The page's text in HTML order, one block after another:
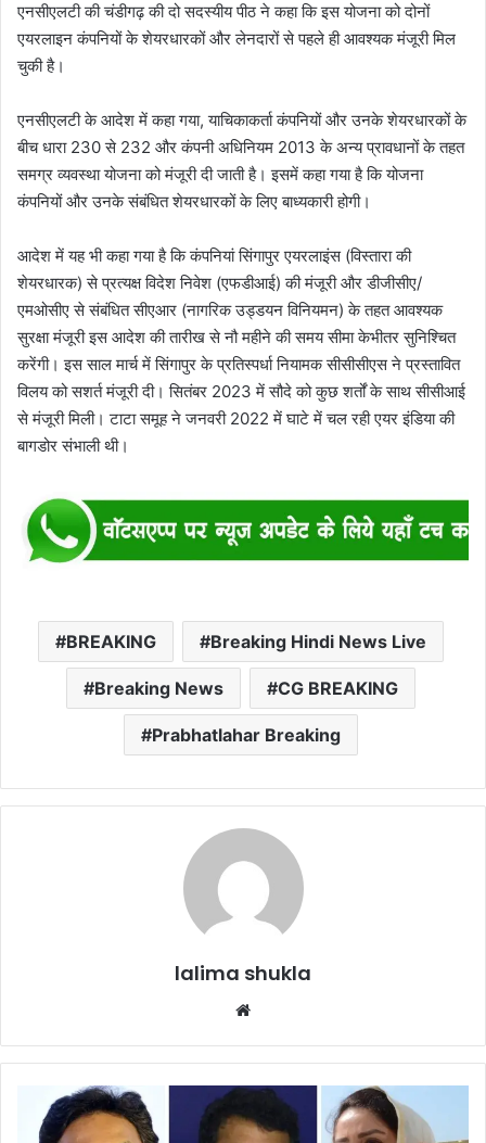
एनसीएलटी की चंडीगढ़ की दो सदस्यीय पीठ ने कहा कि इस योजना को दोनों
एयरलाइन कंपनियों के शेयरधारकों और लेनदारों से पहले ही आवश्यक मंजूरी मिल
चुकी है।
एनसीएलटी के आदेश में कहा गया, याचिकाकर्ता कंपनियों और उनके शेयरधारकों के
बीच धारा 230 से 232 और कंपनी अधिनियम 2013 के अन्य प्रावधानों के तहत
समग्र व्यवस्था योजना को मंजूरी दी जाती है। इसमें कहा गया है कि योजना
कंपनियों और उनके संबंधित शेयरधारकों के लिए बाध्यकारी होगी।
आदेश में यह भी कहा गया है कि कंपनियां सिंगापुर एयरलाइंस (विस्तारा की
शेयरधारक) से प्रत्यक्ष विदेश निवेश (एफडीआई) की मंजूरी और डीजीसीए/
एमओसीए से संबंधित सीएआर (नागरिक उड्डयन विनियमन) के तहत आवश्यक
सुरक्षा मंजूरी इस आदेश की तारीख से नौ महीने की समय सीमा केभीतर सुनिश्चित
करेंगी। इस साल मार्च में सिंगापुर के प्रतिस्पर्धा नियामक सीसीसीएस ने प्रस्तावित
विलय को सशर्त मंजूरी दी। सितंबर 2023 में सौदे को कुछ शर्तों के साथ सीसीआई
से मंजूरी मिली। टाटा समूह ने जनवरी 2022 में घाटे में चल रही एयर इंडिया की
बागडोर संभाली थी।
BREAKING Breaking Hindi News Live
Breaking News CG BREAKING
Prabhatlahar Breaking
lalima shukla
INDIA-
NDA